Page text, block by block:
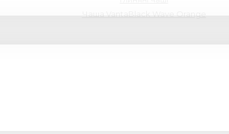
Чаша VantaBlack Wave Orange